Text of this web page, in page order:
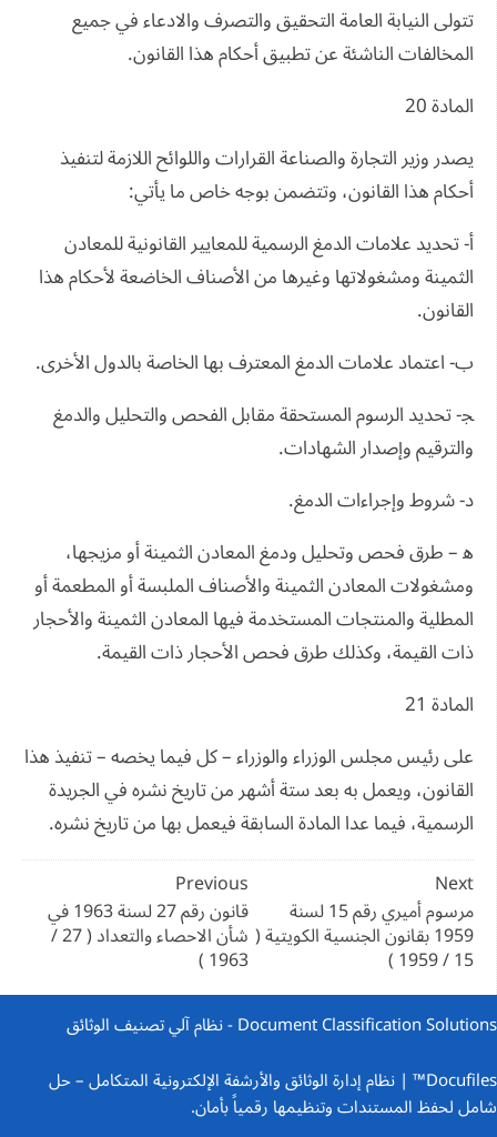
تتولى النيابة العامة التحقيق والتصرف والادعاء في جميع
المخالفات الناشئة عن تطبيق أحكام هذا القانون.
المادة 20
يصدر وزير التجارة والصناعة القرارات واللوائح اللازمة لتنفيذ
أحكام هذا القانون، وتتضمن بوجه خاص ما يأتي:
أ- تحديد علامات الدمغ الرسمية للمعايير القانونية للمعادن
الثمينة ومشغولاتها وغيرها من الأصناف الخاضعة لأحكام هذا
القانون.
ب- اعتماد علامات الدمغ المعترف بها الخاصة بالدول الأخرى.
ﺠ- تحديد الرسوم المستحقة مقابل الفحص والتحليل والدمغ
والترقيم وإصدار الشهادات.
د- شروط وإجراءات الدمغ.
ﻫ – طرق فحص وتحليل ودمغ المعادن الثمينة أو مزيجها،
ومشغولات المعادن الثمينة والأصناف الملبسة أو المطعمة أو
المطلية والمنتجات المستخدمة فيها المعادن الثمينة والأحجار
ذات القيمة، وكذلك طرق فحص الأحجار ذات القيمة.
المادة 21
على رئيس مجلس الوزراء والوزراء – كل فيما يخصه – تنفيذ هذا
القانون، ويعمل به بعد ستة أشهر من تاريخ نشره في الجريدة
الرسمية، فيما عدا المادة السابقة فيعمل بها من تاريخ نشره.
تصفّح
المقالات
Previous
قانون رقم 27 لسنة 1963 في
شأن الاحصاء والتعداد ( 27 /
1963 )
Next
مرسوم أميري رقم 15 لسنة
1959 بقانون الجنسية الكويتية (
15 / 1959 )
Document Classification Solutions - نظام آلي تصنيف الوثائق
Docufiles™ | نظام إدارة الوثائق والأرشفة الإلكترونية المتكامل
– حل
شامل لحفظ المستندات وتنظيمها رقمياً بأمان.